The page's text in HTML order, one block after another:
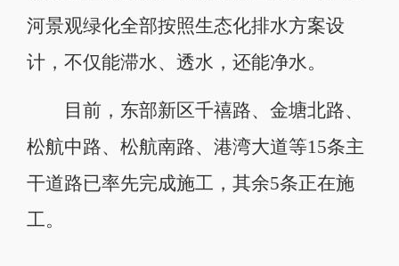
河景观绿化全部按照生态化排水方案设
计，不仅能滞水、透水，还能净水。
目前，东部新区千禧路、金塘北路、
松航中路、松航南路、港湾大道等15条主
干道路已率先完成施工，其余5条正在施
工。